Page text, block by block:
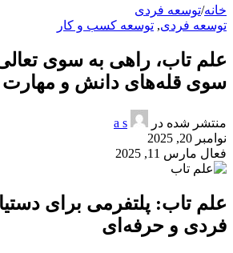
خانه/توسعه فردی
توسعه فردی, توسعه کسب و کار
علم تاب، راهی به سوی
سوی قله‌های دانش و مهارت
منتشر شده در
a s
نوامبر 20, 2025
فعال مارس 11, 2025
علم تاب: پلتفرمی برای
فردی و حرفه‌ای